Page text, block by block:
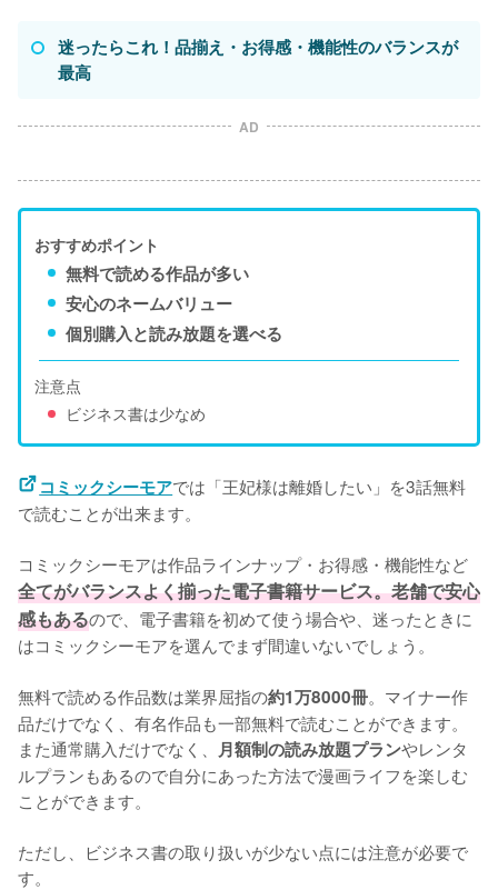
迷ったらこれ！品揃え・お得感・機能性のバランスが
最高
AD
おすすめポイント
無料で読める作品が多い
安心のネームバリュー
個別購入と読み放題を選べる
注意点
ビジネス書は少なめ
コミックシーモアでは「王妃様は離婚したい」を3話無料
で読むことが出来ます。
コミックシーモアは作品ラインナップ・お得感・機能性など
全てがバランスよく揃った電子書籍サービス。老舗で安心
感もあるので、電子書籍を初めて使う場合や、迷ったときに
はコミックシーモアを選んでまず間違いないでしょう。
無料で読める作品数は業界屈指の約1万8000冊。マイナー作
品だけでなく、有名作品も一部無料で読むことができます。
また通常購入だけでなく、 月額制の読み放題プランやレンタ
ルプランもあるので自分にあった方法で漫画ライフを楽しむ
ことができます。
ただし、ビジネス書の取り扱いが少ない点には注意が必要で
す。